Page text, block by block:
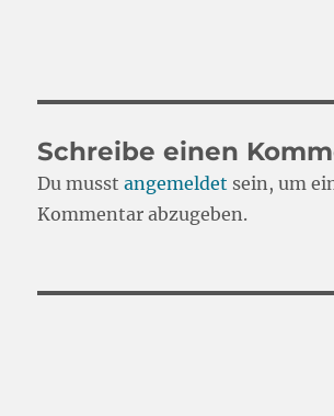
Schreibe einen
Du musstangemeldet sein, um
Kommentar abzugeben.